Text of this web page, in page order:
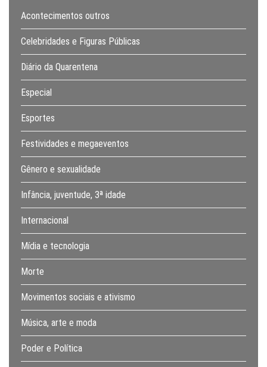
Acontecimentos outros
Celebridades e Figuras Públicas
Diário da Quarentena
Especial
Esportes
Festividades e megaeventos
Gênero e sexualidade
Infância, juventude, 3ª idade
Internacional
Mídia e tecnologia
Morte
Movimentos sociais e ativismo
Música, arte e moda
Poder e Política